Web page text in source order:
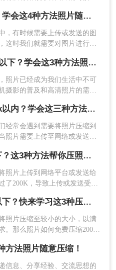
框里面，选择
【确定】，选择保存路
小：
助软件将图片进行批量压缩，
它运行更加顺畅。那么你们知
？相信这篇文章可以给你一点
怎么压缩图片200k以下？学会这4种方法照片随意压缩!！
，有时候需要上传或发送的图
这时我们就需要对图片进行压
以下。
怎么把照片压缩成200kb以下？学会这3种方法照片随意压缩!！
照片已经成为我们生活中不可
摄影的普及和高清照片的需求
需要将照片压缩至较小的体
把照片压缩成200kb以下呢？本
缩方法和技巧，帮助您轻松管
电脑照片怎么压缩到200k以内？学会这三种方法就够用了！
经常会遇到需要将照片压缩到
照片需要上传至网络或发送电
？本文将为您提供一系列实用
电脑中的照片压缩到200k以
照片如何压缩到200k以下？这3种方法帮你压照片大小 ！
照片上传到网络平台或发送给
了200K，导致上传或发送受
照片如何免费压缩200k以下？快来学习这3种压缩方法！
照片压缩至较小的大小，以满
。那么照片如何免费压缩200k
方法照片随意压缩！
信息、分享经验、交流思想的